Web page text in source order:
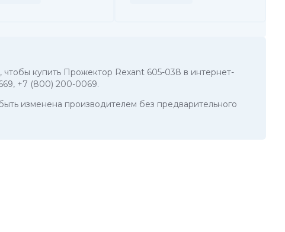
чтобы купить Прожектор Rexant 605-038 в интернет-
, +7 (800) 200-0069.
изменена производителем без предварительного